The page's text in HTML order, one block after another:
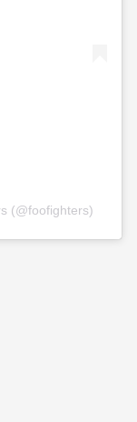
(@foofighters)